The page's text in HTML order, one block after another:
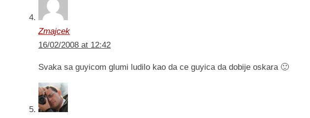
Zmajcek
16/02/2008 at 12:42
Svaka sa guyicom glumi ludilo kao da ce guyica da dobije oskara 🙂